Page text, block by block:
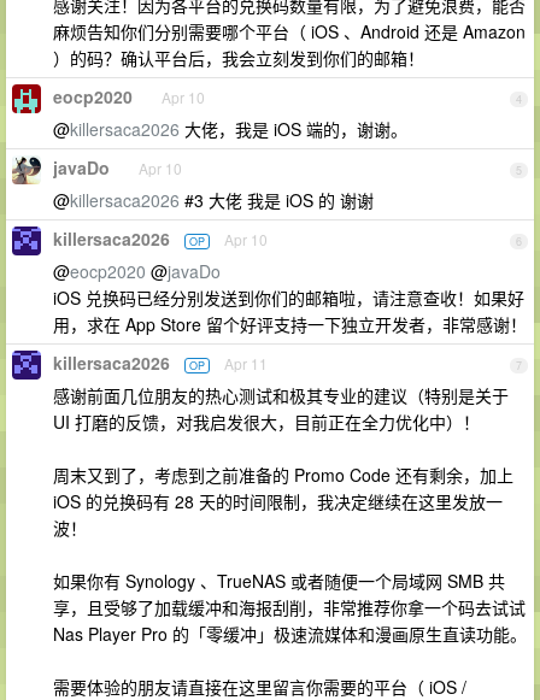
感谢关注！因为各平台的兑换码数量有限，为了避免浪费，能否
麻烦告知你们分别需要哪个平台（ iOS 、Android 还是 Amazon
）的码？确认平台后，我会立刻发到你们的邮箱！
4
eocp2020 Apr 10
@killersaca2026 大佬，我是 iOS 端的，谢谢。
5
javaDo Apr 10
@killersaca2026 #3 大佬 我是 iOS 的 谢谢
6
killersaca2026 OP Apr 10
@eocp2020 @javaDo
iOS 兑换码已经分别发送到你们的邮箱啦，请注意查收！如果好
用，求在 App Store 留个好评支持一下独立开发者，非常感谢！
7
killersaca2026 OP Apr 11
感谢前面几位朋友的热心测试和极其专业的建议（特别是关于
UI 打磨的反馈，对我启发很大，目前正在全力优化中）！
周末又到了，考虑到之前准备的 Promo Code 还有剩余，加上
iOS 的兑换码有 28 天的时间限制，我决定继续在这里发放一
波！
如果你有 Synology 、TrueNAS 或者随便一个局域网 SMB 共
享，且受够了加载缓冲和海报刮削，非常推荐你拿一个码去试试
Nas Player Pro 的「零缓冲」极速流媒体和漫画原生直读功能。
需要体验的朋友请直接在这里留言你需要的平台（ iOS /